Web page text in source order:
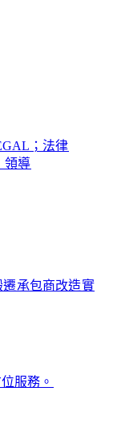
；法律​​
領導​​
遷​​承包商改造​​實
服務。​​